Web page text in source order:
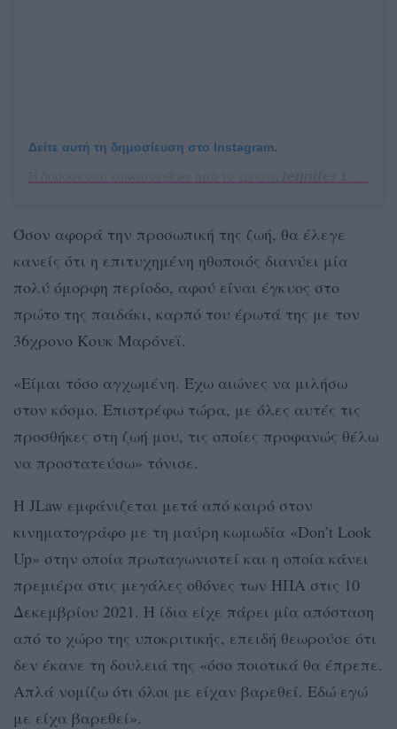
Δείτε αυτή τη δημοσίευση στο Instagram.
Όσον αφορά την προσωπική της ζωή, θα έλεγε
κανείς ότι η επιτυχημένη ηθοποιός διανύει μία
πολύ όμορφη περίοδο, αφού είναι έγκυος στο
πρώτο της παιδάκι, καρπό του έρωτά της με τον
36χρονο Κουκ Μαρόνεϊ.
«Είμαι τόσο αγχωμένη. Έχω αιώνες να μιλήσω
στον κόσμο. Επιστρέφω τώρα, με όλες αυτές τις
προσθήκες στη ζωή μου, τις οποίες προφανώς θέλω
να προστατεύσω» τόνισε.
Η JLaw εμφάνιζεται μετά από καιρό στον
κινηματογράφο με τη μαύρη κωμωδία «Don’t Look
Up» στην οποία πρωταγωνιστεί και η οποία κάνει
πρεμιέρα στις μεγάλες οθόνες των ΗΠΑ στις 10
Δεκεμβρίου 2021. Η ίδια είχε πάρει μία απόσταση
από το χώρο της υποκριτικής, επειδή θεωρούσε ότι
δεν έκανε τη δουλειά της «όσο ποιοτικά θα έπρεπε.
Απλά νομίζω ότι όλοι με είχαν βαρεθεί. Εδώ εγώ
με είχα βαρεθεί».